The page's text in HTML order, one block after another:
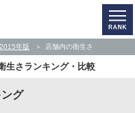
年版 店舗内の衛生さ
生さランキング・比較
グ